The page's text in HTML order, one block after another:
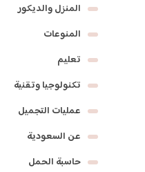
المنزل والديكور
المنوعات
تعليم
تكنولوجيا وتقنية
عمليات التجميل
عن السعودية
حاسبة الحمل